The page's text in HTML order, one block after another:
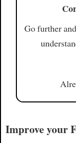
Go further
Improve your